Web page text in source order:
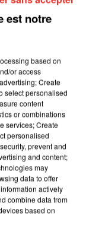
est notre
based on
or access
Create
select personalised
content
or combinations
services; Create
personalised
prevent and
and content;
may
data to offer
actively
combine data from
based on